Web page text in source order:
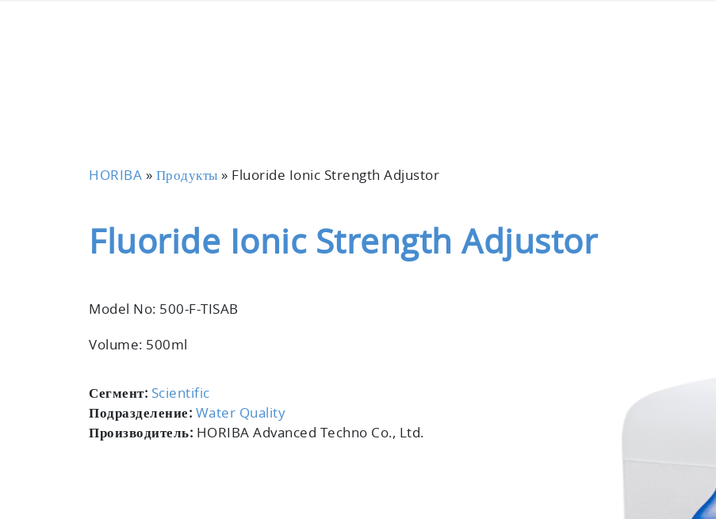
HORIBA » Продукты » Fluoride Ionic Strength Adjustor
Fluoride Ionic Strength Adjustor
Model No: 500-F-TISAB
Volume: 500ml
Сегмент: Scientific
Подразделение: Water Quality
Производитель: HORIBA Advanced Techno Co., Ltd.